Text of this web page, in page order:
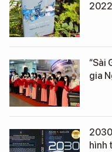
“Sài
gia
hình